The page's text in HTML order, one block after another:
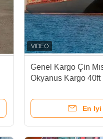
Genel Kargo Çin
Okyanus Kargo 40ft
En